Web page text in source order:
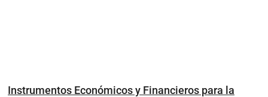
Instrumentos Económicos y Financieros para la